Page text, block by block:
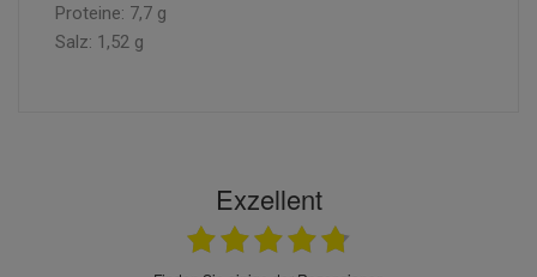
Proteine: 7,7 g
Salz: 1,52 g
Exzellent